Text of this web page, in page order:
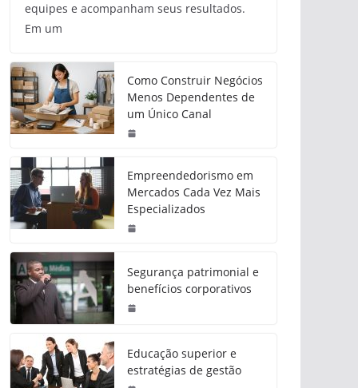
equipes e acompanham seus resultados.
Em um
Como Construir Negócios
Menos Dependentes de
um Único Canal
Empreendedorismo em
Mercados Cada Vez Mais
Especializados
Segurança patrimonial e
benefícios corporativos
Educação superior e
estratégias de gestão